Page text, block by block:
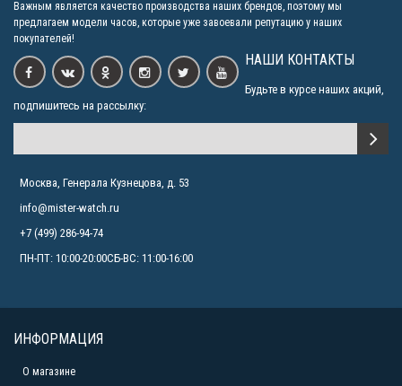
Важным является качество производства наших брендов, поэтому мы
предлагаем модели часов, которые уже завоевали репутацию у наших
покупателей!
НАШИ КОНТАКТЫ
Будьте в курсе наших акций,
подпишитесь на рассылку:
Москва, Генерала Кузнецова, д. 53
info@mister-watch.ru
+7 (499) 286-94-74
ПН-ПТ: 10:00-20:00СБ-ВС: 11:00-16:00
ИНФОРМАЦИЯ
О магазине